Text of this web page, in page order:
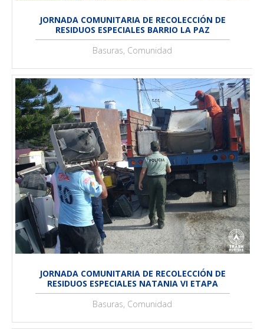
JORNADA COMUNITARIA DE RECOLECCIÓN DE
RESIDUOS ESPECIALES BARRIO LA PAZ
Basuras, Comunidad
JORNADA COMUNITARIA DE RECOLECCIÓN DE
RESIDUOS ESPECIALES NATANIA VI ETAPA
Basuras, Comunidad